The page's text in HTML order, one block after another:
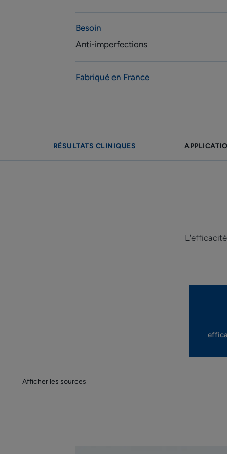
Besoin
Anti-imperfections
Fabriqué en France
RÉSULTATS CLINIQUES
Afficher les sources